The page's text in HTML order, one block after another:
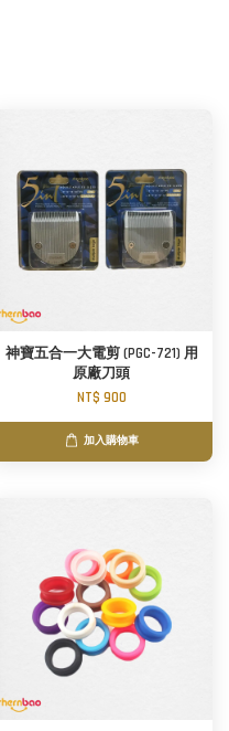
神寶五合一大電剪 (PGC-721) 用
原廠刀頭
NT$ 900
加入購物車